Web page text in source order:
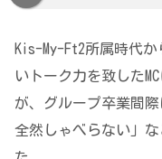
Kis-My-Ft2所属時代
いトーク力を致した
が、グループ卒業間
全然しゃべらない」